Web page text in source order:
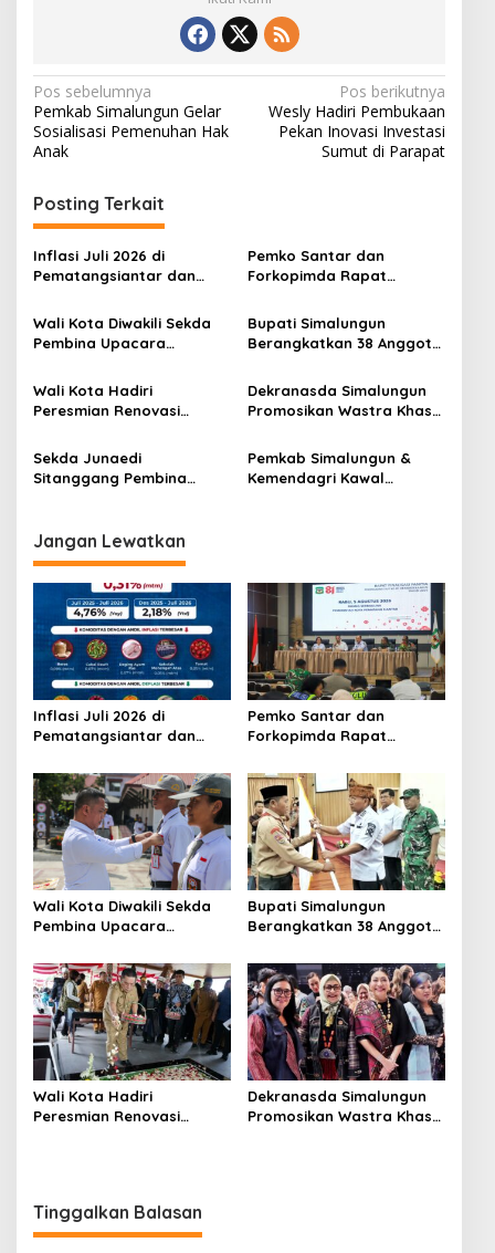
N
a
v
i
g
a
s
i
p
s
Pos sebelumnya
Pemkab Simalungun Gelar
Sosialisasi Pemenuhan Hak
Anak
Pos berikutnya
Wesly Hadiri Pembukaan
Pekan Inovasi Investasi
Sumut di Parapat
Posting Terkait
Inflasi Juli 2026 di
Pematangsiantar dan
BI Perkuat Strategi 4K
Pemko Santar dan
Forkopimda Rapat
Peringatan HUT ke-81
Kemerdekaan RI
Wali Kota Diwakili Sekda
Pembina Upacara
Latihan Calon Paskibraka
di Desa Bahagia
Bupati Simalungun
Berangkatkan 38 Anggota
2026
Wali Kota Hadiri
Peresmian Renovasi
Saragih
Dekranasda Simalungun
Promosikan Wastra Khas
Indonesia
Sekda Junaedi
Sitanggang Pembina
Pemkab Simalungun &
Kemendagri Kawal
Jangan Lewatkan
Inflasi Juli 2026 di
Pematangsiantar dan
BI Perkuat Strategi 4K
Pemko Santar dan
Forkopimda Rapat
Peringatan HUT ke-81
Kemerdekaan RI
Wali Kota Diwakili Sekda
Pembina Upacara
Latihan Calon Paskibraka
di Desa Bahagia
Bupati Simalungun
Berangkatkan 38 Anggota
2026
Wali Kota Hadiri
Peresmian Renovasi
Dekranasda Simalungun
Promosikan Wastra Khas
Tinggalkan Balasan